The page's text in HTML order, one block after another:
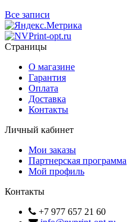
Все записи
Страницы
О магазине
Гарантия
Оплата
Доставка
Контакты
Личный кабинет
Мои заказы
Партнерская программа
Мой профиль
Контакты
+7 977 657 21 60